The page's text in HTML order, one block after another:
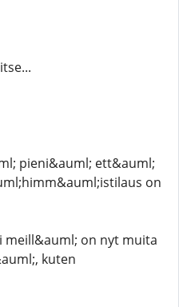
pieni&auml; ett&auml;
on
meill&auml; on nyt muita
kuten